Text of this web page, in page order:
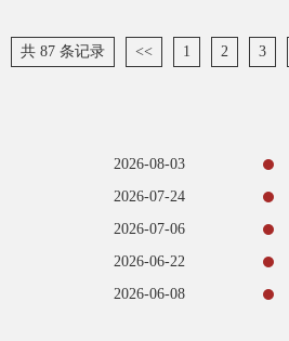
共 87 条记录 << 1 2 3
2026-08-03
2026-07-24
2026-07-06
2026-06-22
2026-06-08